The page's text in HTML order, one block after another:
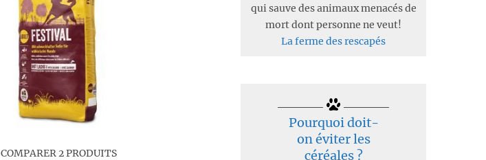
COMPARER 2 PRODUITS
qui sauve des animaux menacés de
mort dont personne ne veut!
La ferme des rescapés
Pourquoi doit-
on éviter les
céréales ?